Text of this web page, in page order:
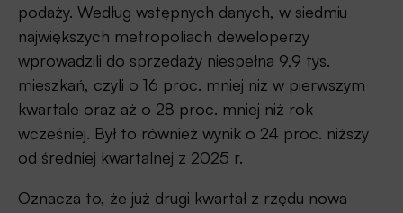
podaży. Według wstępnych danych, w siedmiu
największych metropoliach deweloperzy
wprowadzili do sprzedaży niespełna 9,9 tys.
mieszkań, czyli o 16 proc. mniej niż w pierwszym
kwartale oraz aż o 28 proc. mniej niż rok
wcześniej. Był to również wynik o 24 proc. niższy
od średniej kwartalnej z 2025 r.
Oznacza to, że już drugi kwartał z rzędu nowa